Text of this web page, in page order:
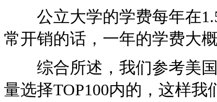
公立大学的学费每年在
常开销的话，一年的学费大
综合所述，我们参考美国
量选择TOP100内的，这样